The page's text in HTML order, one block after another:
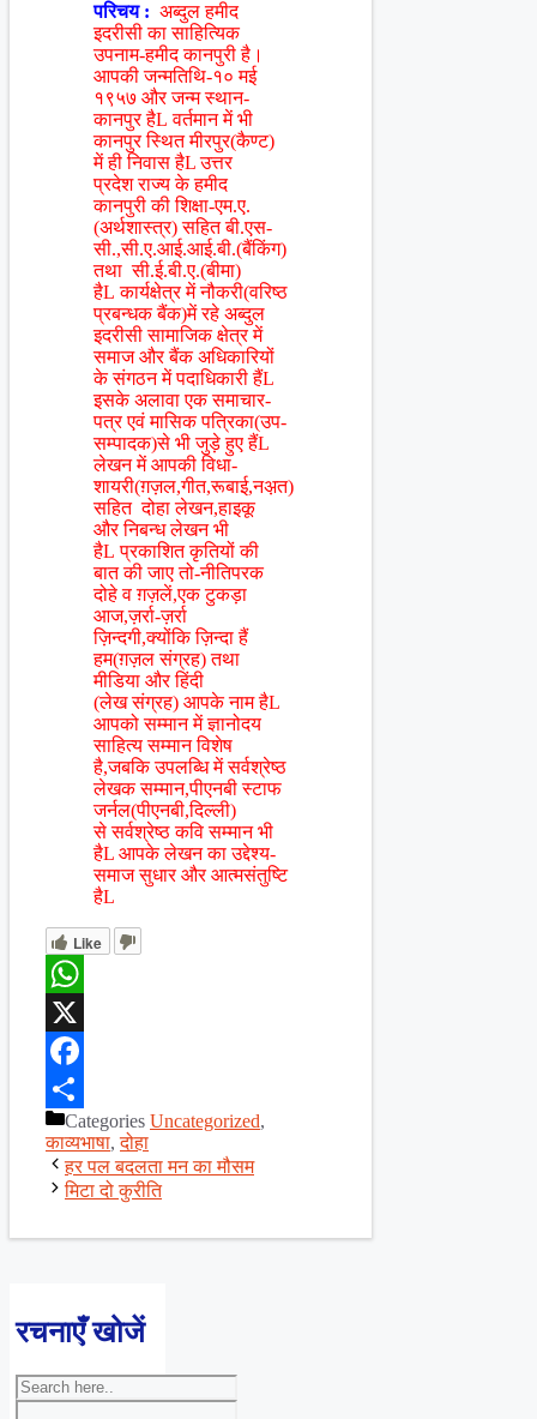
परिचय : अब्दुल हमीद
इदरीसी का साहित्यिक
उपनाम-हमीद कानपुरी है।
आपकी जन्मतिथि-१० मई
१९५७ और जन्म स्थान-
कानपुर हैL वर्तमान में भी
कानपुर स्थित मीरपुर(कैण्ट)
में ही निवास हैL उत्तर
प्रदेश राज्य के हमीद
कानपुरी की शिक्षा-एम.ए.
(अर्थशास्त्र) सहित बी.एस-
सी.,सी.ए.आई.आई.बी.(बैंकिंग)
तथा सी.ई.बी.ए.(बीमा)
हैL कार्यक्षेत्र में नौकरी(वरिष्ठ
प्रबन्धक बैंक)में रहे अब्दुल
इदरीसी सामाजिक क्षेत्र में
समाज और बैंक अधिकारियों
के संगठन में पदाधिकारी हैंL
इसके अलावा एक समाचार-
पत्र एवं मासिक पत्रिका(उप-
सम्पादक)से भी जुड़े हुए हैंL
लेखन में आपकी विधा-
शायरी(ग़ज़ल,गीत,रूबाई,नअ़त)
सहित दोहा लेखन,हाइकू
और निबन्ध लेखन भी
हैL प्रकाशित कृतियों की
बात की जाए तो-नीतिपरक
दोहे व ग़ज़लें,एक टुकड़ा
आज,ज़र्रा-ज़र्रा
ज़िन्दगी,क्योंकि ज़िन्दा हैं
हम(ग़ज़ल संग्रह) तथा
मीडिया और हिंदी
(लेख संग्रह) आपके नाम हैL
आपको सम्मान में ज्ञानोदय
साहित्य सम्मान विशेष
है,जबकि उपलब्धि में सर्वश्रेष्ठ
लेखक सम्मान,पीएनबी स्टाफ
जर्नल(पीएनबी,दिल्ली)
से सर्वश्रेष्ठ कवि सम्मान भी
हैL आपके लेखन का उद्देश्य-
समाज सुधार और आत्मसंतुष्टि
हैL
Like
WhatsApp
X
Facebook
ShareCategories Uncategorized,
काव्यभाषा,दोहा
हर पल बदलता मन का मौसम
मिटा दो कुरीति
रचनाएँ खोजें